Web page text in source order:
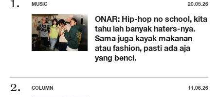
MUSIC 20.05.26
ONAR: Hip-hop no school, kita
tahu lah banyak haters-nya.
Sama juga kayak makanan
atau fashion, pasti ada aja
yang benci.
COLUMN 11.06.26